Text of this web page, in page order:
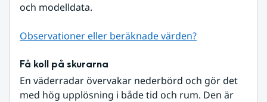
och modelldata.
Observationer eller beräknade värden?
Få koll på skurarna
En väderradar övervakar nederbörd och gör det
med hög upplösning i både tid och rum. Den är